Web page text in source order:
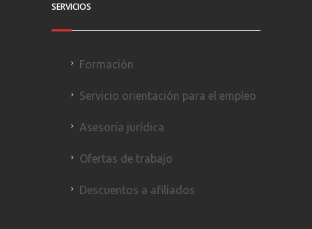
SERVICIOS
Formación
Servicio orientación para el empleo
Asesoría jurídica
Ofertas de trabajo
Descuentos a afiliados